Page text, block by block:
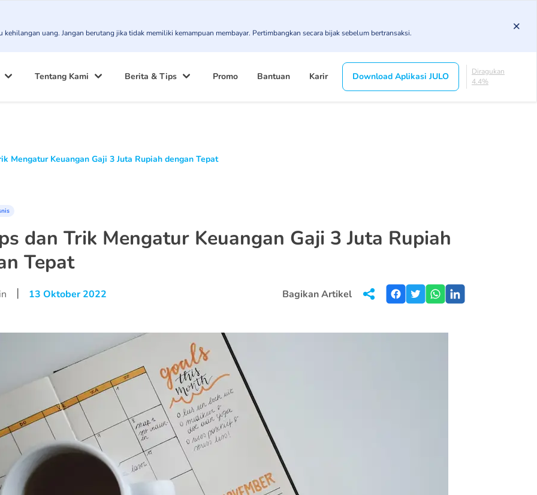
uang. Jangan berutang jika tidak memiliki kemampuan membayar. Pertimbangkan secara bijak sebelum bertransaksi.
Tentang Kami Berita & Tips Promo Bantuan Karir Download Aplikasi JULO
Macet
1.64%
Mengatur Keuangan Gaji 3 Juta Rupiah dengan Tepat
dan Trik Mengatur Keuangan Gaji 3 Juta Rupiah
Tepat
| 13 Oktober 2022 Bagikan Artikel